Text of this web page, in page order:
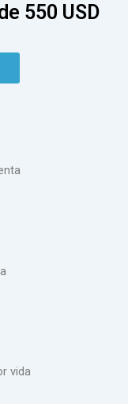
550 USD
vida